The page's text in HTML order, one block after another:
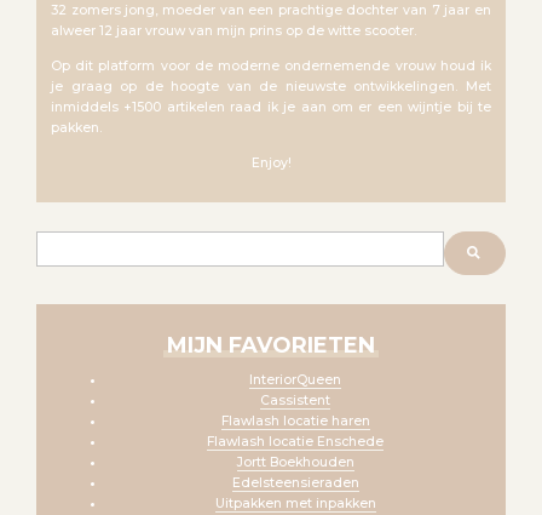
32 zomers jong, moeder van een prachtige dochter van 7 jaar en
alweer 12 jaar vrouw van mijn prins op de witte scooter.
Op dit platform voor de moderne ondernemende vrouw houd ik
je graag op de hoogte van de nieuwste ontwikkelingen. Met
inmiddels +1500 artikelen raad ik je aan om er een wijntje bij te
pakken.
Enjoy!
MIJN FAVORIETEN
InteriorQueen
Cassistent
Flawlash locatie haren
Flawlash locatie Enschede
Jortt Boekhouden
Edelsteensieraden
Uitpakken met inpakken